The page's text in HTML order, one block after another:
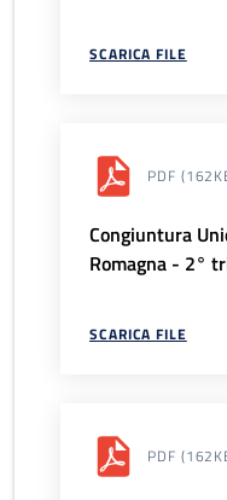
SCARICA FILE
PDF
Congiuntura
Romagna - 2°
SCARICA FILE
PDF